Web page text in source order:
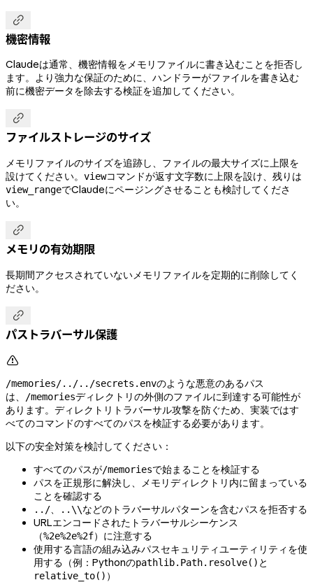

機密情報
Claudeは通常、機密情報をメモリファイルに書き込むことを拒否し
ます。より強力な保証のために、ハンドラーがファイルを書き込む
前に機密データを除去する検証を追加してください。

ファイルストレージのサイズ
メモリファイルのサイズを追跡し、ファイルの最大サイズに上限を
設けてください。 viewコマンドが返す文字数に上限を設け、残りは
view_rangeでClaudeにページングさせることも検討してくださ
い。

メモリの有効期限
長期間アクセスされていないメモリファイルを定期的に削除してく
ださい。

パストラバーサル保護

/memories/../../secrets.envのような悪意のあるパス
は、
/memoriesディレクトリの外側のファイルに到達する可能性が
あります。ディレクトリトラバーサル攻撃を防ぐため、実装ではす
べてのコマンドのすべてのパスを検証する必要があります。
以下の安全対策を検討してください：
すべてのパスが/memoriesで始まることを検証する
パスを正規形に解決し、メモリディレクトリ内に留まっている
ことを確認する
../、 ..\\などのトラバーサルパターンを含むパスを拒否する
URLエンコードされたトラバーサルシーケンス
（%2e%2e%2f）に注意する
使用する言語の組み込みパスセキュリティユーティリティを使
用する（例：Pythonのpathlib.Path.resolve() と
relative_to() ）